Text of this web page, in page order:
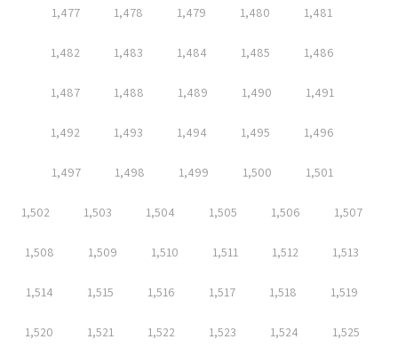
1,477 1,478 1,479 1,480 1,481
1,482 1,483 1,484 1,485 1,486
1,487 1,488 1,489 1,490 1,491
1,492 1,493 1,494 1,495 1,496
1,497 1,498 1,499 1,500 1,501
1,502 1,503 1,504 1,505 1,506 1,507
1,508 1,509 1,510 1,511 1,512 1,513
1,514 1,515 1,516 1,517 1,518 1,519
1,520 1,521 1,522 1,523 1,524 1,525